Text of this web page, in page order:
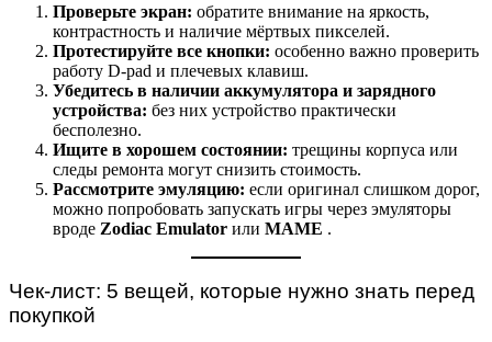
Проверьте экран: обратите внимание на яркость,
контрастность и наличие мёртвых пикселей.
Протестируйте все кнопки: особенно важно проверить
работу D-pad и плечевых клавиш.
Убедитесь в наличии аккумулятора и зарядного
устройства: без них устройство практически
бесполезно.
Ищите в хорошем состоянии: трещины корпуса или
следы ремонта могут снизить стоимость.
Рассмотрите эмуляцию: если оригинал слишком дорог,
можно попробовать запускать игры через эмуляторы
вроде Zodiac Emulator или MAME .
Чек-лист: 5 вещей, которые нужно знать перед
покупкой